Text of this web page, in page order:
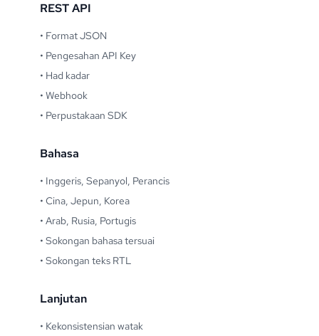
REST API
• Format JSON
• Pengesahan API Key
• Had kadar
• Webhook
• Perpustakaan SDK
Bahasa
• Inggeris, Sepanyol, Perancis
• Cina, Jepun, Korea
• Arab, Rusia, Portugis
• Sokongan bahasa tersuai
• Sokongan teks RTL
Lanjutan
• Kekonsistensian watak